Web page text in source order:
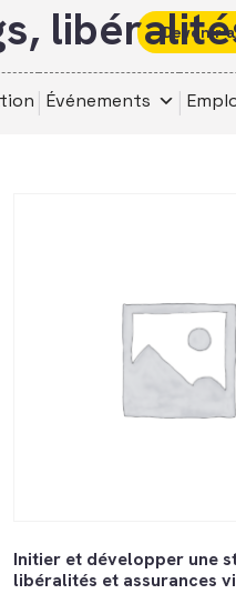
Devenir
Événements
Initier et développer une
libéralités et assurances